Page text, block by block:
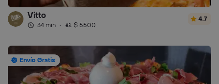
Vitto
34 min · $ 5500
4.7
Envío Gratis